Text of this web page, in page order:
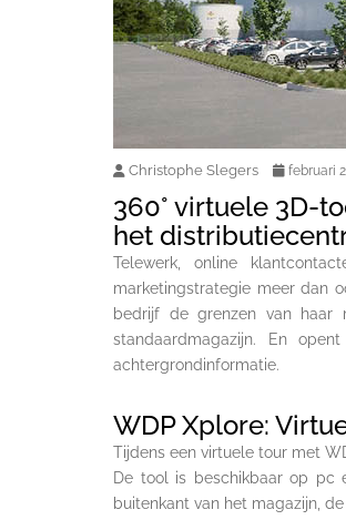
Christophe Slegers februari
360° virtuele 3D-
het
Telewerk, online
marketingstrategie meer dan
bedrijf de grenzen van haar
standaardmagazijn. En
achtergrondinformatie.
WDP Xplore:
Tijdens een virtuele tour met
De tool is beschikbaar op pc
buitenkant van het magazijn,